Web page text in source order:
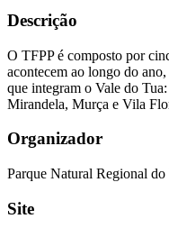
Descrição
O TFPP é composto por
acontecem ao longo do
que integram o Vale do
Mirandela, Murça e Vila
Organizador
Parque Natural Regional do
Site